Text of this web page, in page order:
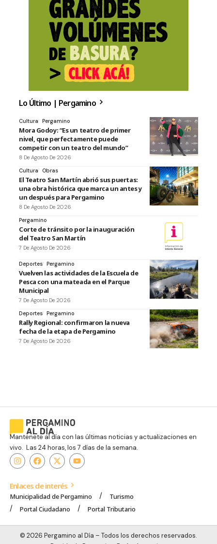
Lo Último | Pergamino
Cultura Pergamino
Mora Godoy: “Es un teatro de primer
nivel, que perfectamente puede
competir con un teatro del mundo”
8 De Agosto De 2026
Cultura Obras
El Teatro San Martín abrió sus puertas:
una obra histórica que marca un antes y
un después para Pergamino
8 De Agosto De 2026
Pergamino
Corte de tránsito por la inauguración
del Teatro San Martín
7 De Agosto De 2026
Deportes Pergamino
Vuelven las actividades de la Escuela de
Pesca con una mateada en el Parque
Municipal
7 De Agosto De 2026
Deportes Pergamino
Rally Regional: confirmaron la nueva
fecha de la etapa de Pergamino
7 De Agosto De 2026
Mantenete al día con las últimas noticias y actualizaciones en
vivo. Las 24 horas, los 7 días de la semana.
Enlaces de interés
Municipalidad de Pergamino
Turismo
Portal Ciudadano
Portal Tributario
© 2026 Pergamino al Día – Todos los derechos reservados.